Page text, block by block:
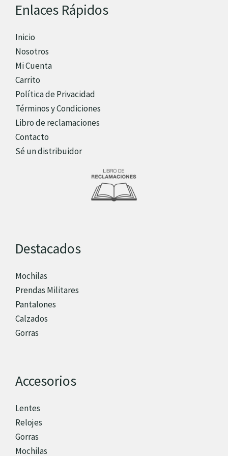
Enlaces Rápidos
Inicio
Nosotros
Mi Cuenta
Carrito
Política de Privacidad
Términos y Condiciones
Libro de reclamaciones
Contacto
Sé un distribuidor
Destacados
Mochilas
Prendas Militares
Pantalones
Calzados
Gorras
Accesorios
Lentes
Relojes
Gorras
Mochilas